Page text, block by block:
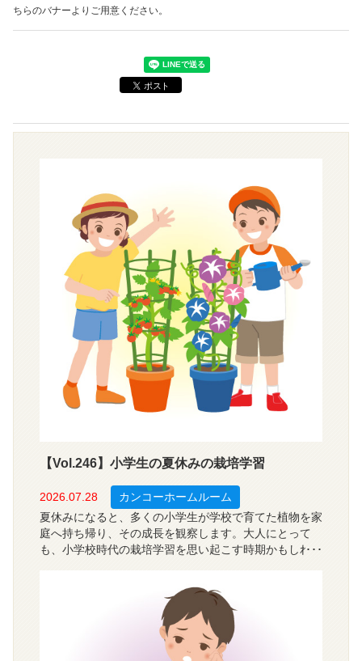
ちらのバナーよりご用意ください。
【Vol.246】小学生の夏休みの栽培学習
2026.07.28
カンコーホームルーム
夏休みになると、多くの小学生が学校で育てた植物を家
庭へ持ち帰り、その成長を観察します。大人にとって
も、小学校時代の栽培学習を思い起こす時期かもしれま
ような栽培学習が行われているのでしょうか？今回は、
全国の小学校の教員５５６人を対象に、栽培学習を通じ
て児童に身につく力、栽培している植物や指導上の課題